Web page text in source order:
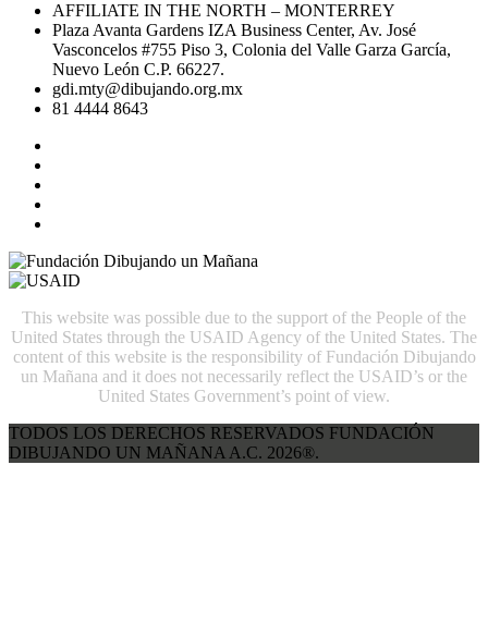
AFFILIATE IN THE NORTH – MONTERREY
Plaza Avanta Gardens IZA Business Center, Av. José
Vasconcelos #755 Piso 3, Colonia del Valle Garza García,
Nuevo León C.P. 66227.
gdi.mty@dibujando.org.mx
81 4444 8643
This website was possible due to the support of the People of the
United States through the USAID Agency of the United States. The
content of this website is the responsibility of Fundación Dibujando
un Mañana and it does not necessarily reflect the USAID’s or the
United States Government’s point of view.
TODOS LOS DERECHOS RESERVADOS FUNDACIÓN
DIBUJANDO UN MAÑANA A.C. 2026®.